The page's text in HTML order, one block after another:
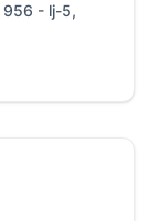
956 - lj-5,